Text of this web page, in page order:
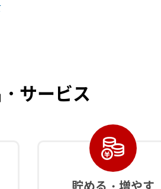
サービス